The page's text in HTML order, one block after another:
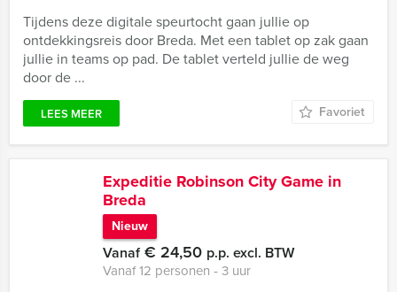
Tijdens deze digitale speurtocht gaan jullie op
ontdekkingsreis door Breda. Met een tablet op zak gaan
jullie in teams op pad. De tablet verteld jullie de weg
door de ...
LEES MEER Favoriet
Expeditie Robinson City Game in
Breda
Nieuw
Vanaf€ 24,50 p.p. excl. BTW
Vanaf 12 personen ‐ 3 uur